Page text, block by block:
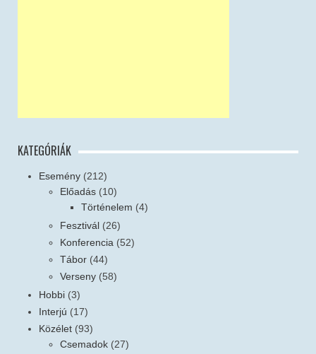
KATEGÓRIÁK
Esemény (212)
Előadás (10)
Történelem (4)
Fesztivál (26)
Konferencia (52)
Tábor (44)
Verseny (58)
Hobbi (3)
Interjú (17)
Közélet (93)
Csemadok (27)